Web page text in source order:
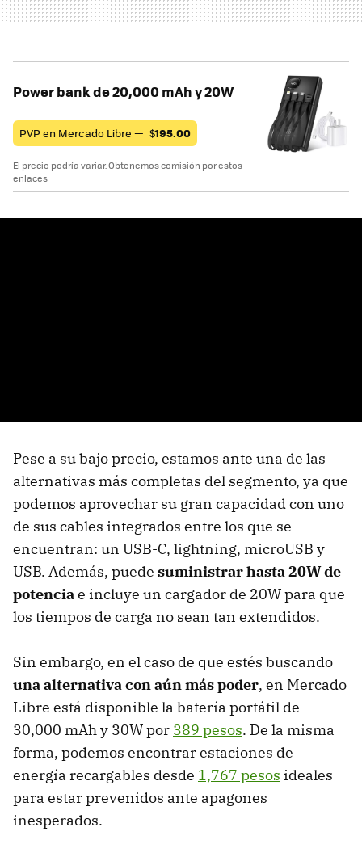
Power bank de 20,000 mAh y 20W
PVP en Mercado Libre — $195.00
El precio podría variar. Obtenemos comisión por estos
enlaces
Pese a su bajo precio, estamos ante una de las
alternativas más completas del segmento, ya que
podemos aprovechar su gran capacidad con uno
de sus cables integrados entre los que se
encuentran: un USB-C, lightning, microUSB y
USB. Además, puede suministrar hasta 20W de
potenciae incluye un cargador de 20W para que
los tiempos de carga no sean tan extendidos.
Sin embargo, en el caso de que estés buscando
una alternativa con aún más poder, en Mercado
Libre está disponible la batería portátil de
30,000 mAh y 30W por 389 pesos. De la misma
forma, podemos encontrar estaciones de
energía recargables desde 1,767 pesos ideales
para estar prevenidos ante apagones
inesperados.